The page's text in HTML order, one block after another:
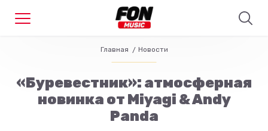
Главная Новости
«Буревестник»: атмосферная
новинка от Miyagi & Andy
Panda